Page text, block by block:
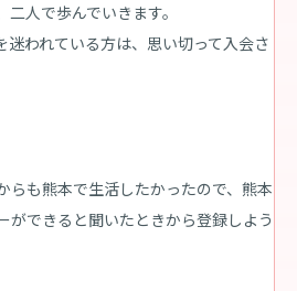
人で歩んでいきます。
迷われている方は、思い切って入会さ
らも熊本で生活したかったので、熊本
ができると聞いたときから登録しよう